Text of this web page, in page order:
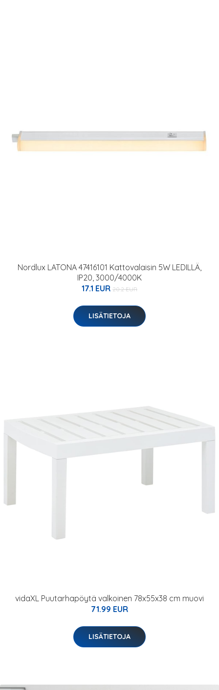
Nordlux LATONA 47416101 Kattovalaisin 5W LEDILLÄ,
IP20, 3000/4000K
17.1 EUR 20.2 EUR
LISÄTIETOJA
vidaXL Puutarhapöytä valkoinen 78x55x38 cm muovi
71.99 EUR
LISÄTIETOJA